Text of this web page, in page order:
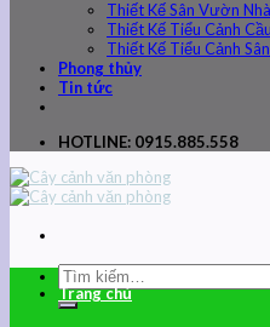
Thiết Kế Sân Vườn
Thiết Kế Tiểu Cảnh
Thiết Kế Tiểu Cảnh
Phong thủy
Tin tức
HOTLINE: 0915.885.558
Trang chủ